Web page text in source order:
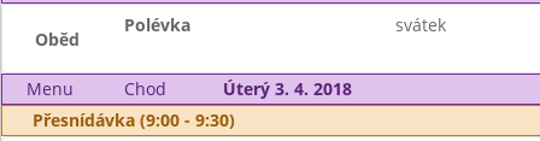
Oběd
Polévka svátek
Menu Chod
Úterý 3. 4. 2018
Přesnídávka (9:00 - 9:30)